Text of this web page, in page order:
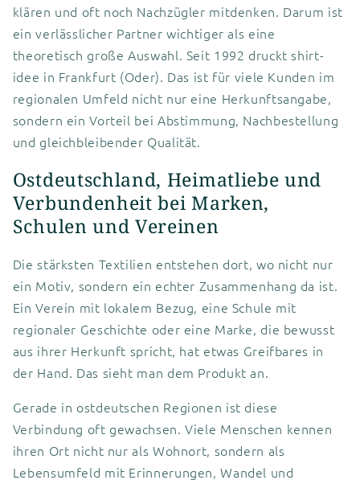
klären und oft noch Nachzügler mitdenken. Darum ist
ein verlässlicher Partner wichtiger als eine
theoretisch große Auswahl. Seit 1992 druckt shirt-
idee in Frankfurt (Oder). Das ist für viele Kunden im
regionalen Umfeld nicht nur eine Herkunftsangabe,
sondern ein Vorteil bei Abstimmung, Nachbestellung
und gleichbleibender Qualität.
Ostdeutschland, Heimatliebe und
Verbundenheit bei Marken,
Schulen und Vereinen
Die stärksten Textilien entstehen dort, wo nicht nur
ein Motiv, sondern ein echter Zusammenhang da ist.
Ein Verein mit lokalem Bezug, eine Schule mit
regionaler Geschichte oder eine Marke, die bewusst
aus ihrer Herkunft spricht, hat etwas Greifbares in
der Hand. Das sieht man dem Produkt an.
Gerade in ostdeutschen Regionen ist diese
Verbindung oft gewachsen. Viele Menschen kennen
ihren Ort nicht nur als Wohnort, sondern als
Lebensumfeld mit Erinnerungen, Wandel und